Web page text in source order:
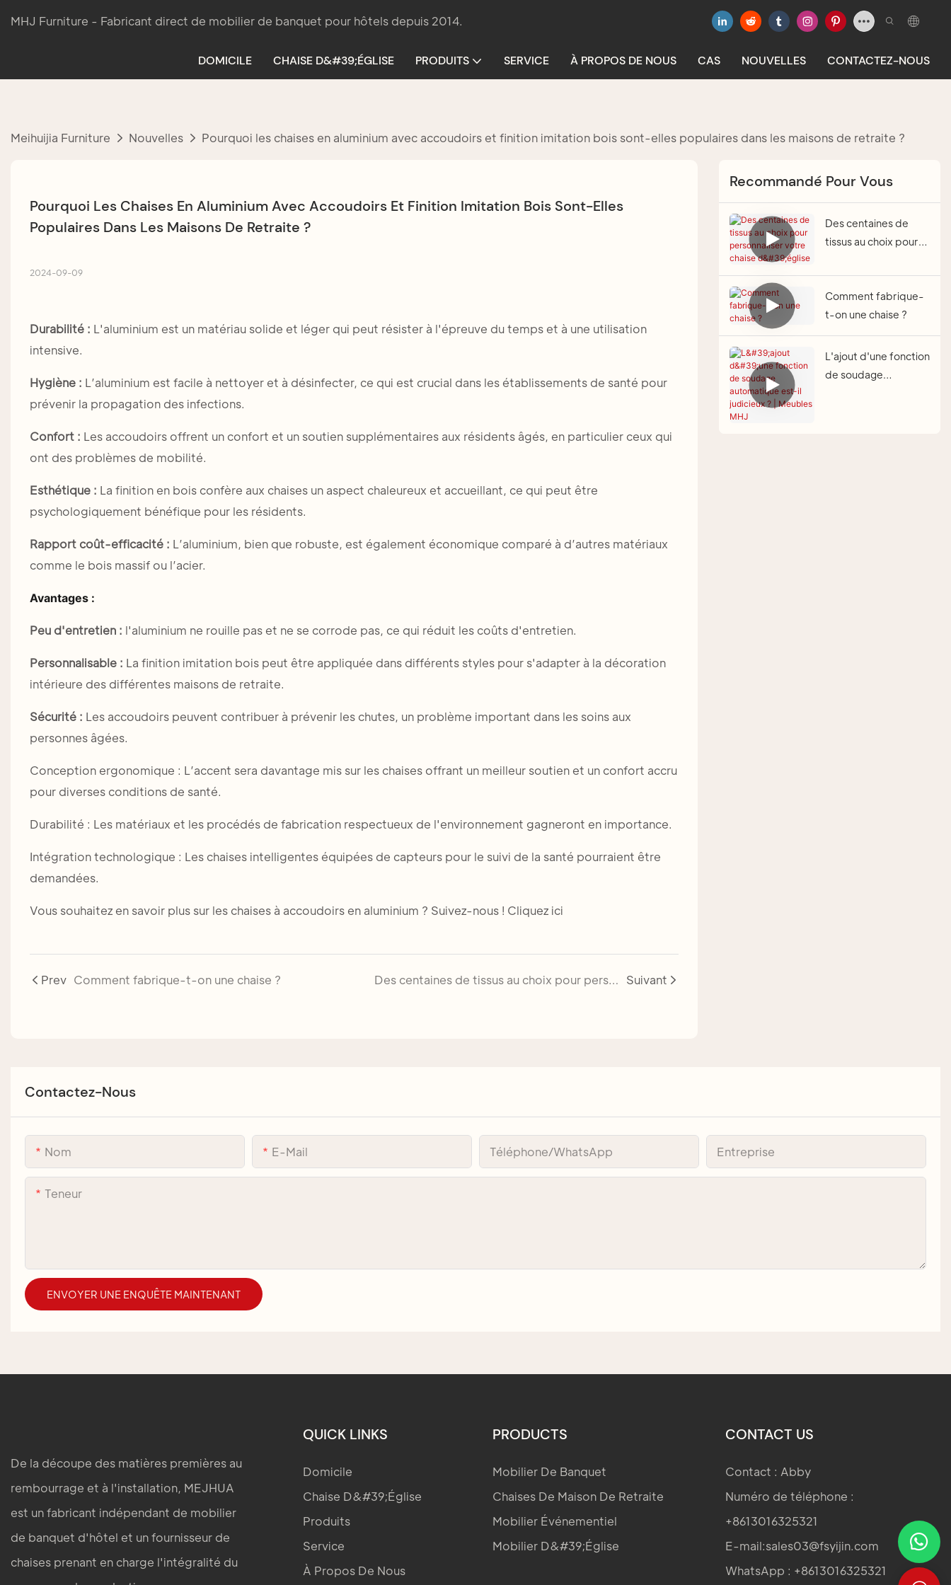
MHJ Furniture - Fabricant direct de mobilier de banquet pour hôtels depuis 2014.
DOMICILE CHAISE D&#39;ÉGLISE PRODUITS SERVICE À PROPOS DE NOUS CAS NOUVELLES CONTACTEZ-NOUS
Meihuijia Furniture Nouvelles Pourquoi les chaises en aluminium avec accoudoirs et finition imitation bois sont-elles populaires dans les maisons de retraite ?
Pourquoi Les Chaises En Aluminium Avec Accoudoirs Et Finition Imitation Bois Sont-Elles
Populaires Dans Les Maisons De Retraite ?
2024-09-09
Durabilité : L'aluminium est un matériau solide et léger qui peut résister à l'épreuve du temps et à une utilisation
intensive.
Hygiène : L’aluminium est facile à nettoyer et à désinfecter, ce qui est crucial dans les établissements de santé pour
prévenir la propagation des infections.
Confort : Les accoudoirs offrent un confort et un soutien supplémentaires aux résidents âgés, en particulier ceux qui
ont des problèmes de mobilité.
Esthétique : La finition en bois confère aux chaises un aspect chaleureux et accueillant, ce qui peut être
psychologiquement bénéfique pour les résidents.
Rapport coût-efficacité : L’aluminium, bien que robuste, est également économique comparé à d’autres matériaux
comme le bois massif ou l’acier.
Avantages :
Peu d'entretien : l'aluminium ne rouille pas et ne se corrode pas, ce qui réduit les coûts d'entretien.
Personnalisable : La finition imitation bois peut être appliquée dans différents styles pour s'adapter à la décoration
intérieure des différentes maisons de retraite.
Sécurité : Les accoudoirs peuvent contribuer à prévenir les chutes, un problème important dans les soins aux
personnes âgées.
Conception ergonomique : L’accent sera davantage mis sur les chaises offrant un meilleur soutien et un confort accru
pour diverses conditions de santé.
Durabilité : Les matériaux et les procédés de fabrication respectueux de l'environnement gagneront en importance.
Intégration technologique : Les chaises intelligentes équipées de capteurs pour le suivi de la santé pourraient être
demandées.
Vous souhaitez en savoir plus sur les chaises à accoudoirs en aluminium ? Suivez-nous ! Cliquez ici
Prev Comment fabrique-t-on une chaise ? Des centaines de tissus au choix pour personnaliser votre chaise d&#39;église Suivant
Recommandé Pour Vous
Des centaines de
tissus au choix pour
chaise d'église
Comment fabrique-
t-on une chaise ?
L'ajout d'une fonction
de soudage
Contactez-Nous
Nom E-Mail Téléphone/WhatsApp Entreprise
Teneur
ENVOYER UNE ENQUÊTE MAINTENANT
De la découpe des matières premières au
rembourrage et à l'installation, MEJHUA
est un fabricant indépendant de mobilier
de banquet d'hôtel et un fournisseur de
chaises prenant en charge l'intégralité du
QUICK LINKS
Domicile
Chaise D&#39;église
Produits
Service
À Propos De Nous
PRODUCTS
Mobilier De Banquet
Chaises De Maison De Retraite
Mobilier Événementiel
Mobilier D&#39;église
CONTACT US
Contact : Abby
Numéro de téléphone :
+8613016325321
E-mail:sales03@fsyijin.com
WhatsApp : +8613016325321